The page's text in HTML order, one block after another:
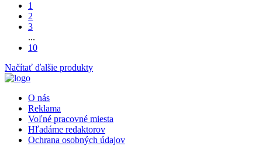
1
2
3
...
10
Načítať ďalšie produkty
O nás
Reklama
Voľné pracovné miesta
Hľadáme redaktorov
Ochrana osobných údajov